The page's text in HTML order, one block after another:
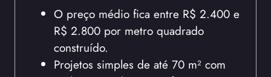
O preço médio fica entre R$ 2.400 e
R$ 2.800 por metro quadrado
construído.
Projetos simples de até 70 m² com